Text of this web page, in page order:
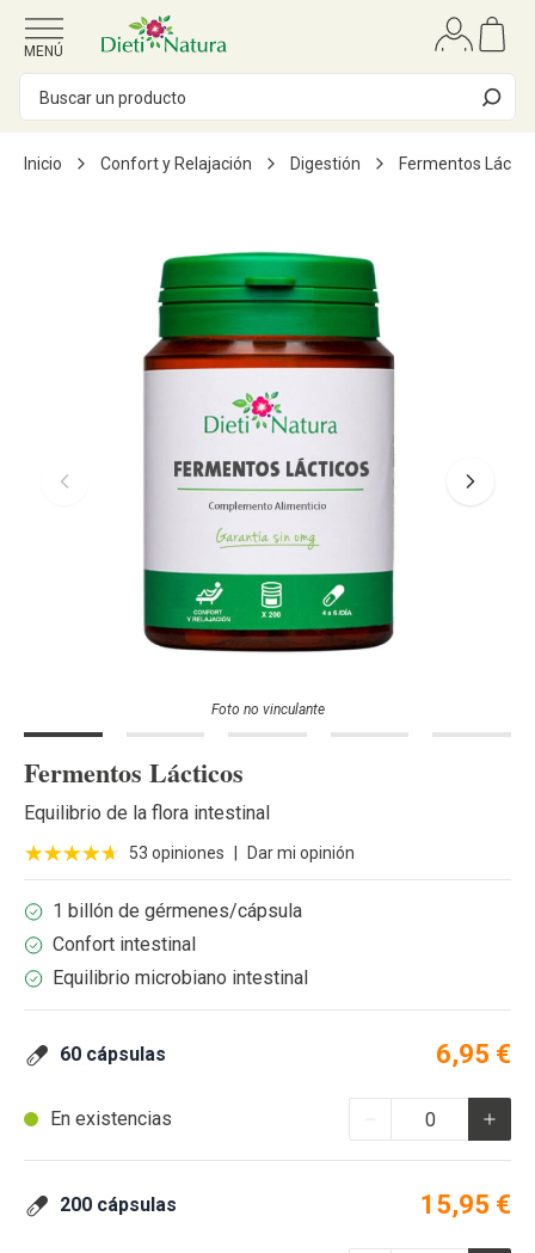
Ir al contenido
MENÚ
Inicio Confort y Relajación Digestión Fermentos
Foto no vinculante
Fermentos Lácticos
Equilibrio de la flora intestinal
53 opiniones Dar mi opinión
1 billón de gérmenes/cápsula
Confort intestinal
Equilibrio microbiano intestinal
60 cápsulas 6,95 €
En existencias
200 cápsulas 15,95 €